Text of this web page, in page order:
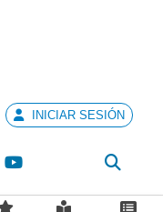
José
INICIAR SESIÓN